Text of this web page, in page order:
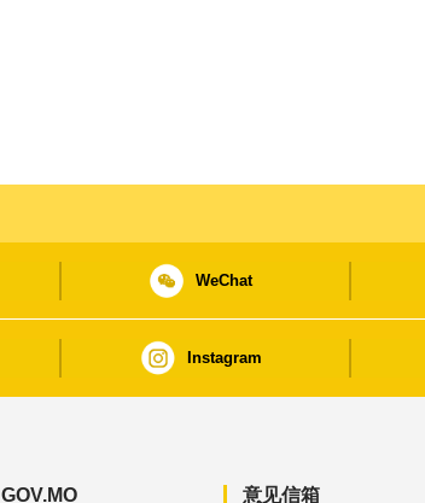
WeChat
Instagram
GOV.MO 意见信箱